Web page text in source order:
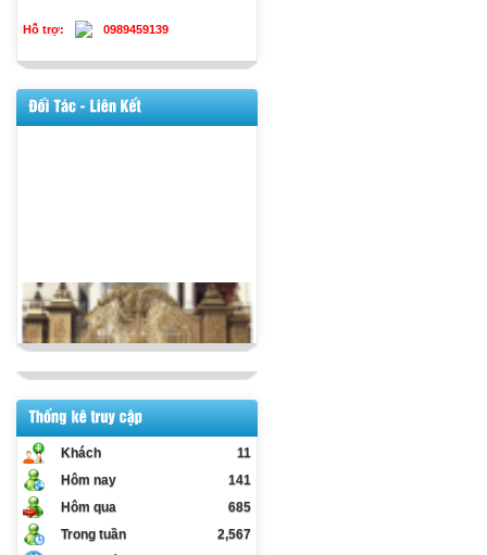
Hỗ trợ: 0989459139
Khách
11
Hôm nay
141
Hôm qua
685
Trong tuần
2,567